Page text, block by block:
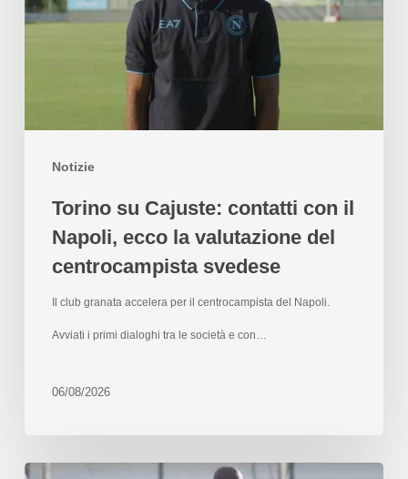
Notizie
Torino su Cajuste: contatti con il
Napoli, ecco la valutazione del
centrocampista svedese
Il club granata accelera per il centrocampista del Napoli.
Avviati i primi dialoghi tra le società e con…
06/08/2026